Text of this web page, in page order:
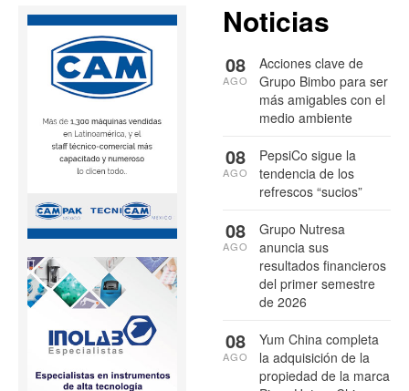
Noticias
Acciones clave de
Grupo Bimbo para ser
más amigables con el
medio ambiente
08
AGO
PepsiCo sigue la
tendencia de los
refrescos “sucios”
08
AGO
Grupo Nutresa
anuncia sus
resultados financieros
del primer semestre
de 2026
08
AGO
Yum China completa
la adquisición de la
propiedad de la marca
08
AGO